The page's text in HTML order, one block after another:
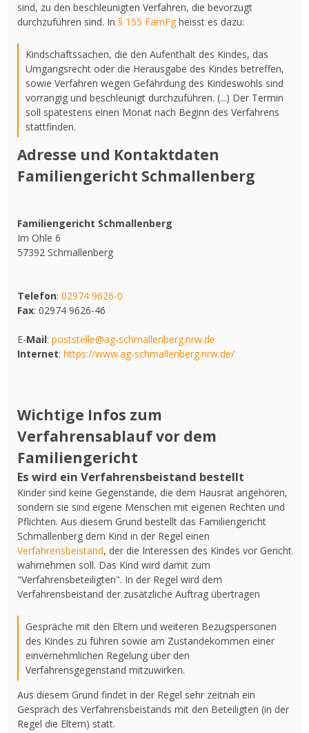
sind, zu den beschleunigten Verfahren, die bevorzugt
durchzuführen sind. In § 155 FamFgheisst es dazu:
Kindschaftssachen, die den Aufenthalt des Kindes, das
Umgangsrecht oder die Herausgabe des Kindes betreffen,
sowie Verfahren wegen Gefährdung des Kindeswohls sind
vorrangig und beschleunigt durchzuführen. (...) Der Termin
soll spätestens einen Monat nach Beginn des Verfahrens
stattfinden.
Adresse und Kontaktdaten
Familiengericht Schmallenberg
Familiengericht Schmallenberg
Im Ohle 6
57392 Schmallenberg
Telefon: 02974 9626-0
Fax: 02974 9626-46
E-Mail: poststelle@ag-schmallenberg.nrw.de
Internet: https://www.ag-schmallenberg.nrw.de/
Wichtige Infos zum
Verfahrensablauf vor dem
Familiengericht
Es wird ein Verfahrensbeistand bestellt
Kinder sind keine Gegenstände, die dem Hausrat angehören,
sondern sie sind eigene Menschen mit eigenen Rechten und
Pflichten. Aus diesem Grund bestellt das Familiengericht
Schmallenberg dem Kind in der Regel einen
Verfahrensbeistand, der die Interessen des Kindes vor Gericht
wahrnehmen soll. Das Kind wird damit zum
"Verfahrensbeteiligten". In der Regel wird dem
Verfahrensbeistand der zusätzliche Auftrag übertragen
Gespräche mit den Eltern und weiteren Bezugspersonen
des Kindes zu führen sowie am Zustandekommen einer
einvernehmlichen Regelung über den
Verfahrensgegenstand mitzuwirken.
Aus diesem Grund findet in der Regel sehr zeitnah ein
Gespräch des Verfahrensbeistands mit den Beteiligten (in der
Regel die Eltern) statt.